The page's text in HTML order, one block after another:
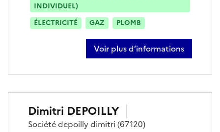
INDIVIDUEL)
ÉLECTRICITÉ
GAZ PLOMB
Voir plus d’informations
sur julien gwiss
Dimitri DEPOILLY
Sociétédepoilly dimitri (67120)